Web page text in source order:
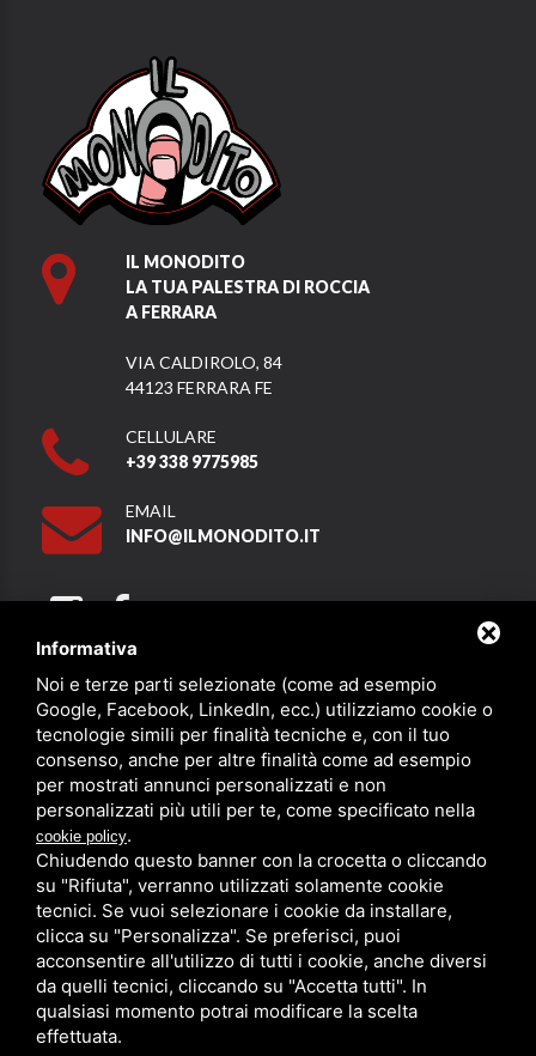
IL MONODITO
LA TUA PALESTRA DI ROCCIA
A FERRARA
VIA CALDIROLO, 84
44123 FERRARA FE
CELLULARE
+39 338 9775985
EMAIL
INFO@ILMONODITO.IT
Partner
PRIVACY SITEMAP/ QUESTO SITO È PROTETTO DA GOOGLE
RECAPTCHA V3,PRIVACY POLICYE TERMS OF SERVICEDI GOOGLE.
Informativa
Noi e terze parti selezionate (come ad esempio
Google, Facebook, LinkedIn, ecc.) utilizziamo cookie o
tecnologie simili per finalità tecniche e, con il tuo
consenso, anche per altre finalità come ad esempio
per mostrati annunci personalizzati e non
personalizzati più utili per te, come specificato nella
cookie policy.
Chiudendo questo banner con la crocetta o cliccando
su "Rifiuta", verranno utilizzati solamente cookie
tecnici. Se vuoi selezionare i cookie da installare,
clicca su "Personalizza". Se preferisci, puoi
acconsentire all'utilizzo di tutti i cookie, anche diversi
da quelli tecnici, cliccando su "Accetta tutti". In
qualsiasi momento potrai modificare la scelta
effettuata.